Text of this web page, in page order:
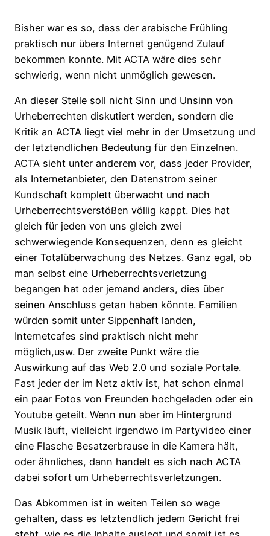
Bisher war es so, dass der arabische Frühling
praktisch nur übers Internet genügend Zulauf
bekommen konnte. Mit ACTA wäre dies sehr
schwierig, wenn nicht unmöglich gewesen.
An dieser Stelle soll nicht Sinn und Unsinn von
Urheberrechten diskutiert werden, sondern die
Kritik an ACTA liegt viel mehr in der Umsetzung und
der letztendlichen Bedeutung für den Einzelnen.
ACTA sieht unter anderem vor, dass jeder Provider,
als Internetanbieter, den Datenstrom seiner
Kundschaft komplett überwacht und nach
Urheberrechtsverstößen völlig kappt. Dies hat
gleich für jeden von uns gleich zwei
schwerwiegende Konsequenzen, denn es gleicht
einer Totalüberwachung des Netzes. Ganz egal, ob
man selbst eine Urheberrechtsverletzung
begangen hat oder jemand anders, dies über
seinen Anschluss getan haben könnte. Familien
würden somit unter Sippenhaft landen,
Internetcafes sind praktisch nicht mehr
möglich,usw. Der zweite Punkt wäre die
Auswirkung auf das Web 2.0 und soziale Portale.
Fast jeder der im Netz aktiv ist, hat schon einmal
ein paar Fotos von Freunden hochgeladen oder ein
Youtube geteilt. Wenn nun aber im Hintergrund
Musik läuft, vielleicht irgendwo im Partyvideo einer
eine Flasche Besatzerbrause in die Kamera hält,
oder ähnliches, dann handelt es sich nach ACTA
dabei sofort um Urheberrechtsverletzungen.
Das Abkommen ist in weiten Teilen so wage
gehalten, dass es letztendlich jedem Gericht frei